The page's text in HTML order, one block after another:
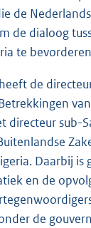
de
de dialoog
te
de
directeur sub-
Daarbij is
en de
de